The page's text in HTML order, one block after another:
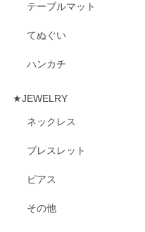
テーブルマット
てぬぐい
ハンカチ
★JEWELRY
ネックレス
ブレスレット
ピアス
その他